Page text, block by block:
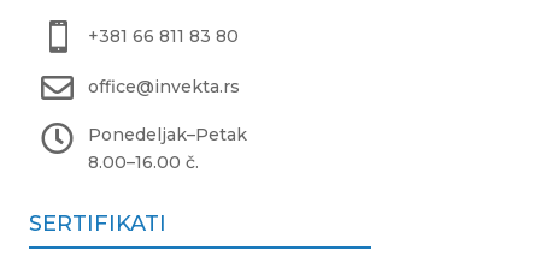
 +381 66 811 83 80
 office@invekta.rs
 Ponedeljak–Petak
8.00–16.00 č.
SERTIFIKATI